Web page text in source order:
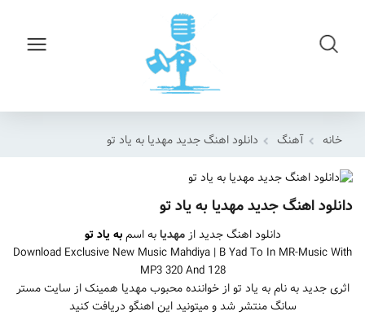
خانه آهنگ دانلود اهنگ جدید مهدیا به یاد تو
دانلود اهنگ جدید مهدیا به یاد تو
دانلود اهنگ جدید ازمهدیابه اسمبه یاد تو
Download Exclusive New Music Mahdiya | B Yad To In MR-Music With
MP3 320 And 128
اثری جدید به نام به یاد تو از خواننده محبوب مهدیا همینک از سایت مستر
سانگ منتشر شد و میتونید این اهنگو دریافت کنید